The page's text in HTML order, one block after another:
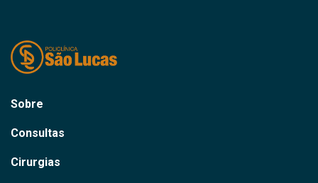
Sobre
Consultas
Cirurgias